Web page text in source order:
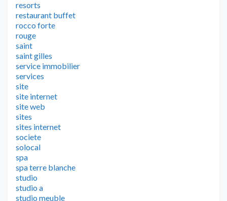
resorts
restaurant buffet
rocco forte
rouge
saint
saint gilles
service immobilier
services
site
site internet
site web
sites
sites internet
societe
solocal
spa
spa terre blanche
studio
studio a
studio meuble